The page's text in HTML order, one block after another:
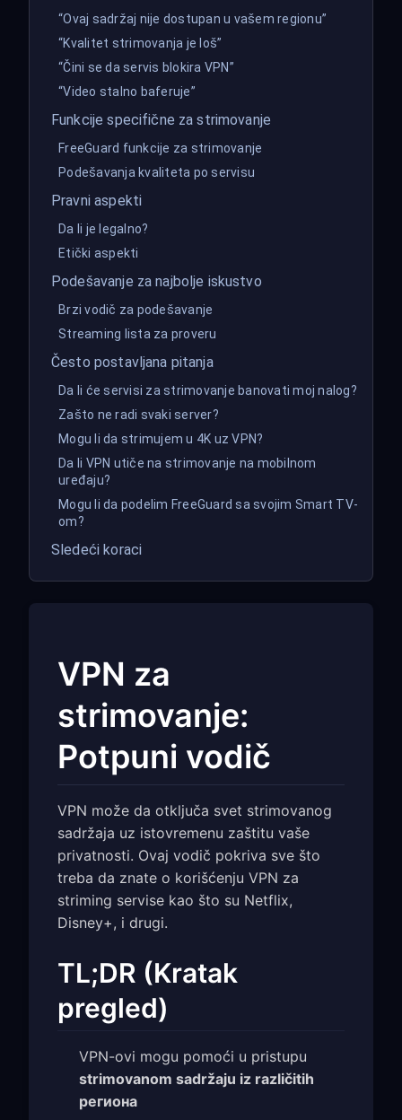
“Ovaj sadržaj nije dostupan u vašem regionu”
“Kvalitet strimovanja je loš”
“Čini se da servis blokira VPN”
“Video stalno baferuje”
Funkcije specifične za strimovanje
FreeGuard funkcije za strimovanje
Podešavanja kvaliteta po servisu
Pravni aspekti
Da li je legalno?
Etički aspekti
Podešavanje za najbolje iskustvo
Brzi vodič za podešavanje
Streaming lista za proveru
Često postavljana pitanja
Da li će servisi za strimovanje banovati moj nalog?
Zašto ne radi svaki server?
Mogu li da strimujem u 4K uz VPN?
Da li VPN utiče na strimovanje na mobilnom
uređaju?
Mogu li da podelim FreeGuard sa svojim Smart TV-
om?
Sledeći koraci
VPN za
strimovanje:
Potpuni vodič
VPN može da otključa svet strimovanog
sadržaja uz istovremenu zaštitu vaše
privatnosti. Ovaj vodič pokriva sve što
treba da znate o korišćenju VPN za
striming servise kao što su Netflix,
Disney+, i drugi.
TL;DR (Kratak
pregled)
VPN-ovi mogu pomoći u pristupu
strimovanom sadržaju iz različitih
региона